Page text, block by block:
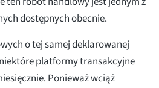
dostępnych obecnie.
o tej samej deklarowanej
platformy transakcyjne
Ponieważ wciąż